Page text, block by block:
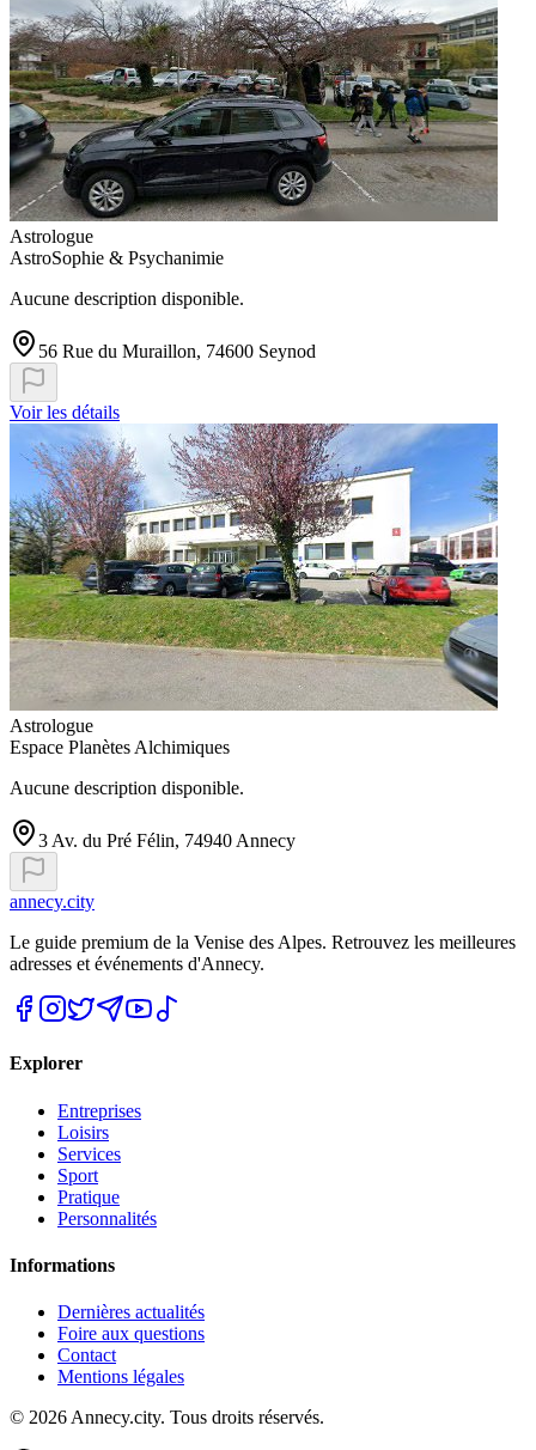
Astrologue
AstroSophie & Psychanimie
Aucune description disponible.
56 Rue du Muraillon, 74600 Seynod
Voir les détails
Astrologue
Espace Planètes Alchimiques
Aucune description disponible.
3 Av. du Pré Félin, 74940 Annecy
annecy.city
Le guide premium de la Venise des Alpes. Retrouvez les meilleures
adresses et événements d'Annecy.
Explorer
Entreprises
Loisirs
Services
Sport
Pratique
Personnalités
Informations
Dernières actualités
Foire aux questions
Contact
Mentions légales
© 2026 Annecy.city. Tous droits réservés.